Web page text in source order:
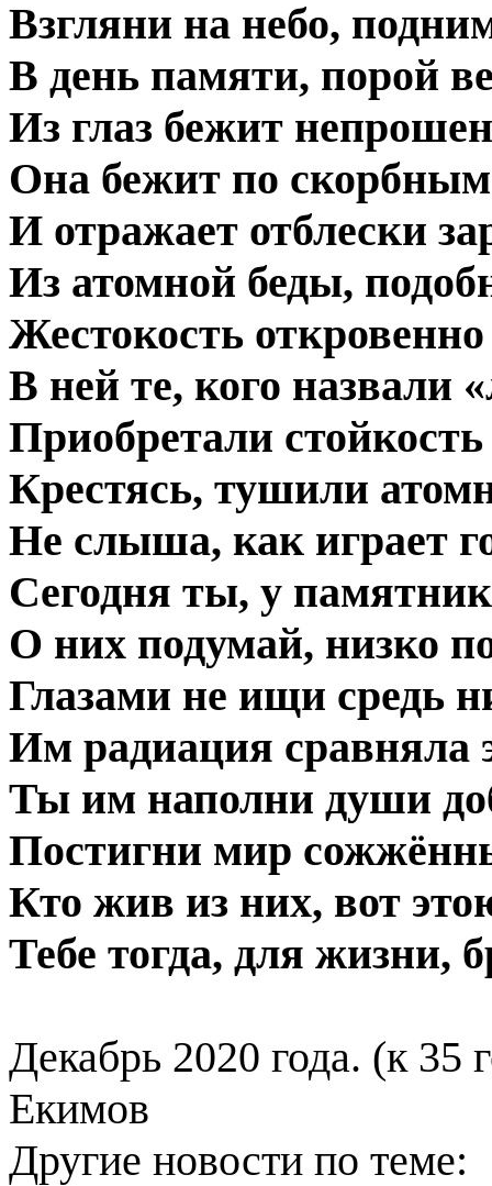
Взгляни на небо,
В день памяти, порой
Из глаз бежит
Она бежит по
И отражает отблески
Из атомной беды,
Жестокость
В ней те, кого назвали
Приобретали
Крестясь, тушили
Не слыша, как играет
Сегодня ты, у
О них подумай, низко
Глазами не ищи средь
Им радиация сравняла
Ты им наполни души
Постигни мир
Кто жив из них, вот
Тебе тогда, для жизни,
Декабрь 2020 года. (к
Екимов
Другие новости по теме: